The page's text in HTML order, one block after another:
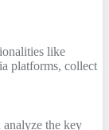
like
platforms, collect
analyze the key